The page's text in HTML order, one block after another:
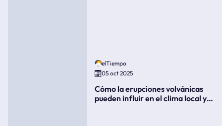
elTiempo
05 oct 2025
Cómo la erupciones volvánicas
pueden influir en el clima local y